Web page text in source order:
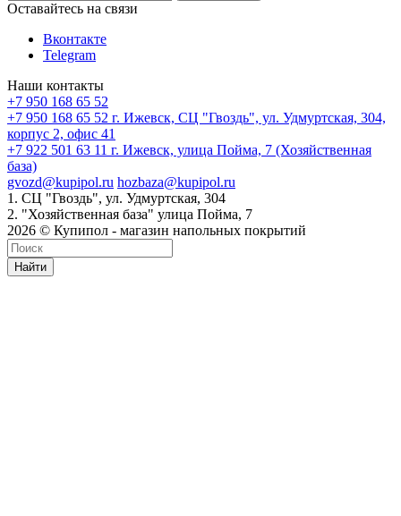
Оставайтесь на связи
Вконтакте
Telegram
Наши контакты
+7 950 168 65 52
+7 950 168 65 52 г. Ижевск, СЦ "Гвоздь", ул. Удмуртская, 304,
корпус 2, офис 41
+7 922 501 63 11 г. Ижевск, улица Пойма, 7 (Хозяйственная
база)
gvozd@kupipol.ru hozbaza@kupipol.ru
1. СЦ "Гвоздь", ул. Удмуртская, 304
2. "Хозяйственная база" улица Пойма, 7
2026 © Купипол - магазин напольных покрытий
Найти